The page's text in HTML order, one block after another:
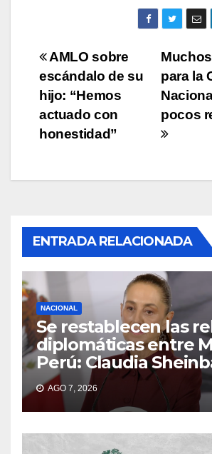
Navegación
de
entradas
para la
pocos
AMLO sobre
escándalo de su
hijo: “Hemos
actuado con
honestidad”
ENTRADA RELACIONADA
NACIONAL
Se restablecen las
diplomáticas entre
Perú: Claudia
AGO 7, 2026